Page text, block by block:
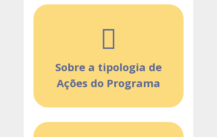
Sobre a tipologia de
Ações do Programa